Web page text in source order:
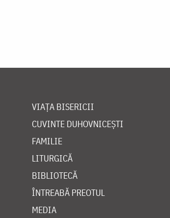
VIAȚA BISERICII
CUVINTE DUHOVNICEȘTI
FAMILIE
LITURGICĂ
BIBLIOTECĂ
ÎNTREABĂ PREOTUL
MEDIA